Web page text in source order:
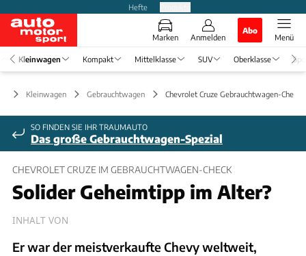
Hefte
Marken Anmelden
Abo
Menü
Kleinwagen Kompakt Mittelklasse SUV Oberklasse
Kleinwagen Gebrauchtwagen Chevrolet Cruze Gebrauchtwagen-Check
SO FINDEN SIE IHR TRAUMAUTO
Das große Gebrauchtwagen-Spezial
CHEVROLET CRUZE IM GEBRAUCHTWAGEN-CHECK
Solider Geheimtipp im Alter?
INHALT VON
Er war der meistverkaufte Chevy weltweit,